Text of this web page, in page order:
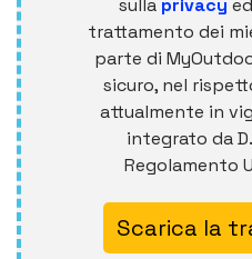
sulla privacy
trattamento dei
parte di
sicuro, nel
attualmente in
integrato da
Regolamento